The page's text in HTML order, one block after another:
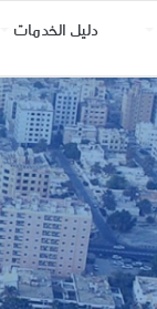
دليل الخدمات